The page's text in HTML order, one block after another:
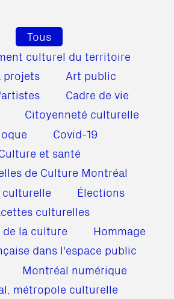
Tous
culturel du territoire
projets
Art public
Cadre de vie
Citoyenneté culturelle
Covid-19
et santé
de Culture Montréal
Élections
culturelles
la culture
Hommage
dans l'espace public
Montréal numérique
métropole culturelle